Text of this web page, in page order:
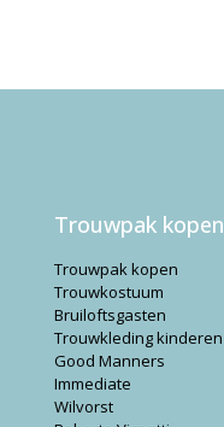
Trouwpak kopen
Trouwpak kopen
Trouwkostuum
Bruiloftsgasten
Trouwkleding kinderen
Good Manners
Immediate
Wilvorst